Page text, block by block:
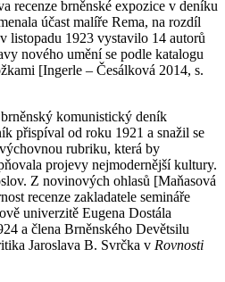
recenze brněnské expozice v deníku
účast malíře Rema, na rozdíl
listopadu 1923 vystavilo 14 autorů
nového umění se podle katalogu
[Ingerle – Česálková 2014, s.
komunistický deník
přispíval od roku 1921 a snažil se
rubriku, která by
projevy nejmodernější kultury.
Z novinových ohlasů [Maňasová
recenze zakladatele semináře
univerzitě Eugena Dostála
a člena Brněnského Devětsilu
Jaroslava B. Svrčka v Rovnosti